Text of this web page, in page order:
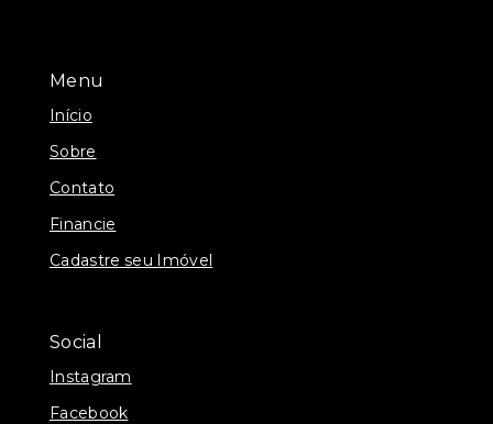
Menu
Início
Sobre
Contato
Financie
Cadastre seu Imóvel
Social
Instagram
Facebook